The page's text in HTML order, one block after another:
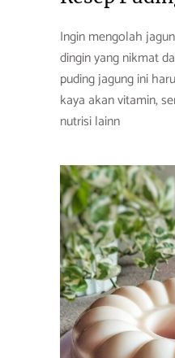
Ingin mengolah
dingin yang nikmat
puding jagung ini
kaya akan vitamin,
nutrisi lainn